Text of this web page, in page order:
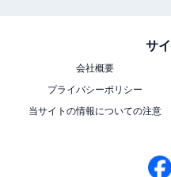
サ
会社概要
プライバシーポリシー
当サイトの情報についての注意